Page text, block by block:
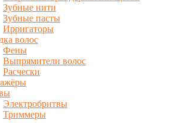
Зубные нити
Зубные пасты
Ирригаторы
волос
Фены
Выпрямители волос
Расчески
Электробритвы
Триммеры